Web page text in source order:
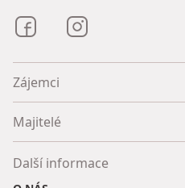
Bezrealitky na Facebooku
Zájemci
Majitelé
Další informace